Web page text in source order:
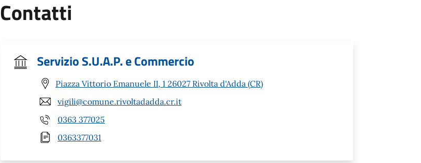
Contatti
Servizio S.U.A.P. e Commercio
Piazza Vittorio Emanuele II, 1 26027 Rivolta d'Adda (CR)
vigili@comune.rivoltadadda.cr.it
0363 377025
0363377031